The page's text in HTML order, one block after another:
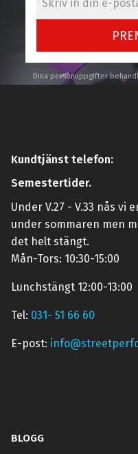
Dina personuppgifter
Kundtjänst telefon:
Semestertider.
Under V.27 - V.33 nås vi
under sommaren men
det helt stängt.
Mån-Tors: 10:30-15:00
Lunchstängt 12:00-13:00
Tel: 031- 51 66 60
E-post:
BLOGG